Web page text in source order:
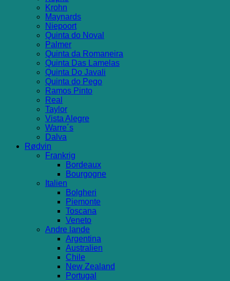
Krohn
Maynards
Niepoort
Quinta do Noval
Palmer
Quinta da Romaneira
Quinta Das Lamelas
Quinta Do Javali
Quinta do Pego
Ramos Pinto
Real
Taylor
Vista Alegre
Warre´s
Dalva
Rødvin
Frankrig
Bordeaux
Bourgogne
Italien
Bolgheri
Piemonte
Toscana
Veneto
Andre lande
Argentina
Australien
Chile
New Zealand
Portugal